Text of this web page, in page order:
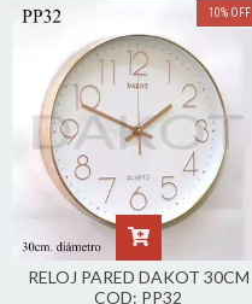
10% OFF
RELOJ PARED DAKOT 30CM
COD: PP32